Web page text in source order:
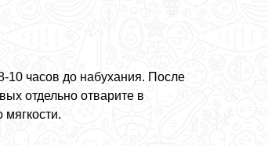
10 часов до набухания. После
отдельно отварите в